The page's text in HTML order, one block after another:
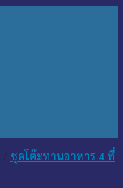
/ ชุดโต๊ะทานอาหาร 4 ที่